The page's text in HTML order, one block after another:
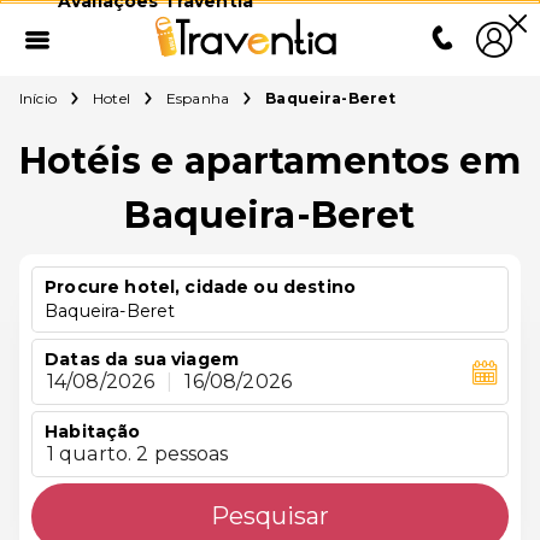
Início Hotel Espanha Baqueira-Beret
Hotéis e apartamentos em
Baqueira-Beret
Procure hotel, cidade ou destino
Baqueira-Beret
Datas da sua viagem
14/08/2026 16/08/2026
Habitação
1 quarto. 2 pessoas
Pesquisar